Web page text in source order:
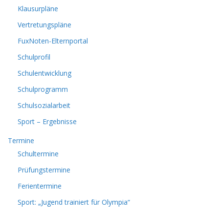
Klausurpläne
Vertretungspläne
FuxNoten-Elternportal
Schulprofil
Schulentwicklung
Schulprogramm
Schulsozialarbeit
Sport – Ergebnisse
Termine
Schultermine
Prüfungstermine
Ferientermine
Sport: „Jugend trainiert für Olympia“